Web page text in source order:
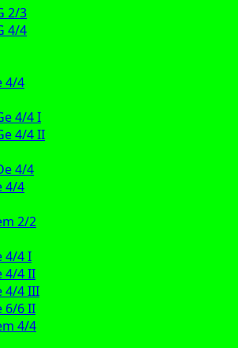
2/3
4/4
4/4
4/4 I
4/4 II
4/4
4/4
2/2
4/4 I
4/4 II
4/4 III
6/6 II
4/4